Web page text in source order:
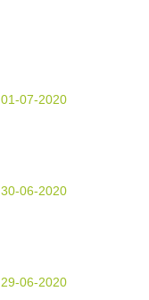
01-07-2020
30-06-2020
29-06-2020